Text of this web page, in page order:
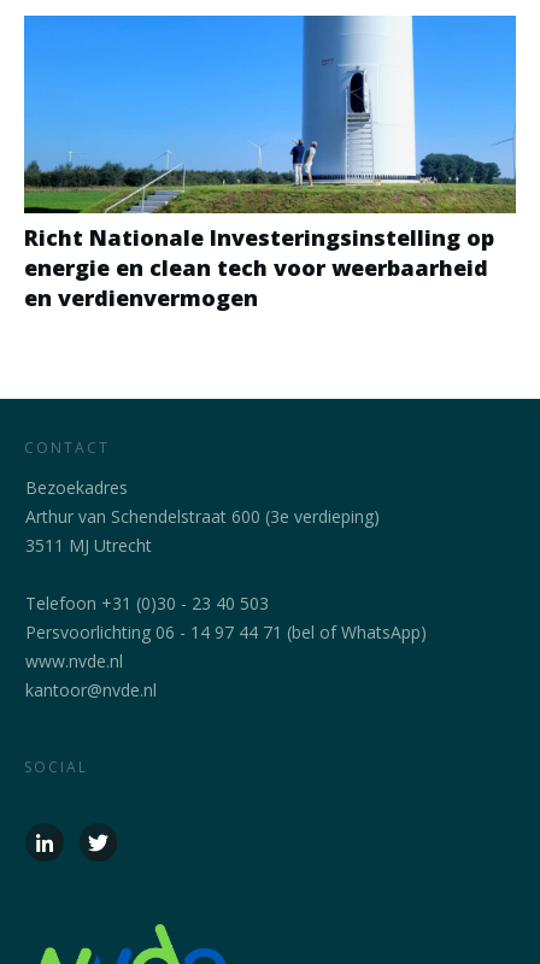
Richt Nationale Investeringsinstelling op
energie en clean tech voor weerbaarheid
en verdienvermogen
CONTACT
Bezoekadres
Arthur van Schendelstraat 600 (3e verdieping)
3511 MJ Utrecht
Telefoon +31 (0)30 - 23 40 503
Persvoorlichting 06 - 14 97 44 71 (bel of WhatsApp)
www.nvde.nl
kantoor@nvde.nl
SOCIAL